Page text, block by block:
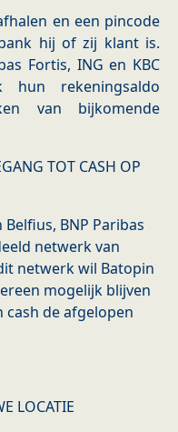
en een pincode
hij of zij klant is.
Fortis, ING en KBC
rekeningsaldo
van bijkomende
TOT CASH OP
BNP Paribas
netwerk van
netwerk wil Batopin
mogelijk blijven
de afgelopen
LOCATIE